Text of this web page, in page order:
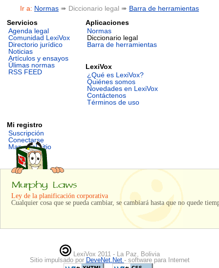
Ir a: Normas ➠ Diccionario legal ➠ Barra de herramientas
Servicios
Agenda legal
Comunidad LexiVox
Directorio jurídico
Noticias
Artículos y ensayos
Úlimas normas
RSS FEED
Aplicaciones
Normas
Diccionario legal
Barra de herramientas
LexiVox
¿Qué es LexiVox?
Quiénes somos
Novedades en LexiVox
Contáctenos
Términos de uso
Mi registro
Suscripción
Conectarse
Mapa del sitio
Ley de la planificación corporativa
Cualquier cosa que se pueda cambiar, se cambiará hasta que no quede
LexiVox 2011 - La Paz, Bolivia
Sitio impulsado por DeveNet.Net - software para Internet